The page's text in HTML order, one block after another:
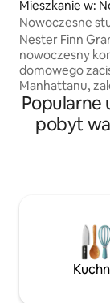
Mieszkanie w:
Nowoczesne
(queen) w
Nester Finn
nowoczesny
domowego
Manhattanu,
dworca Grand
i głównych
miasta. Obiekt
nowoczesną
telewizyjnym.
można
połączone, co
Popularne
pobyt